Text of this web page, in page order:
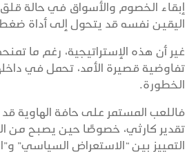
إبقاء الخصوم والأسواق في حالة
اليقين نفسه قد يتحول إلى أداة
غير أن هذه الإستراتيجية، رغم ما
تفاوضية قصيرة الأمد، تحمل في
الخطورة.
فاللعب المستمر على حافة الهاوية
تقدير كارثي، خصوصًا حين يصبح من
التمييز بين “الاستعراض السياسي”